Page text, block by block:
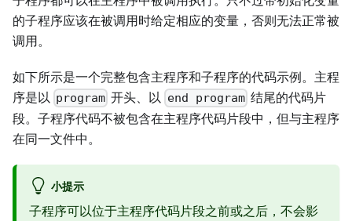
的子程序应该在被调用时给定相应的变量，否则无法正常被
调用。
如下所示是一个完整包含主程序和子程序的代码示例。主程
序是以 program 开头、以 end program 结尾的代码片
段。子程序代码不被包含在主程序代码片段中，但与主程序
在同一文件中。
小提示
子程序可以位于主程序代码片段之前或之后，不会影